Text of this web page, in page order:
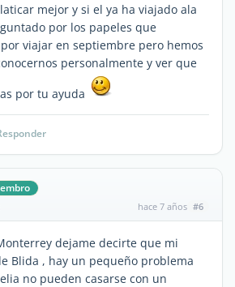
mejor y si el ya ha viajado ala
por los papeles que
viajar en septiembre pero hemos
personalmente y ver que
por tu ayuda
hace 7 años #6
dejame decirte que mi
Blida , hay un pequeño problema
no pueden casarse con un